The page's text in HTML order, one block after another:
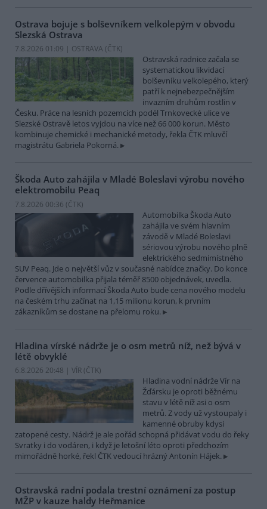
Ostrava bojuje s bolševníkem velkolepým v obvodu
Slezská Ostrava
7.8.2026 01:09 | OSTRAVA (ČTK)
Ostravská radnice začala se
systematickou likvidací
bolševníku velkolepého, který
patří k nejnebezpečnějším
invazním druhům rostlin v
Česku. Práce na lesních pozemcích podél Trnkovecké ulice ve
Slezské Ostravě letos vyjdou na více než 66 000 korun. Město
kombinuje chemické i mechanické metody, řekla ČTK mluvčí
magistrátu Gabriela Pokorná.
Škoda Auto zahájila v Mladé Boleslavi výrobu nového
elektromobilu Peaq
7.8.2026 00:36 (ČTK)
Automobilka Škoda Auto
zahájila ve svém hlavním
závodě v Mladé Boleslavi
sériovou výrobu nového plně
elektrického sedmimístného
SUV Peaq. Jde o největší vůz v současné nabídce značky. Do konce
července automobilka přijala téměř 8500 objednávek, uvedla.
Podle dřívějších informací Škoda Auto bude cena nového modelu
na českém trhu začínat na 1,15 milionu korun, k prvním
zákazníkům se dostane na přelomu roku.
Hladina vírské nádrže je o osm metrů níž, než bývá v
létě obvyklé
6.8.2026 20:48 | VÍR (ČTK)
Hladina vodní nádrže Vír na
Žďársku je oproti běžnému
stavu v létě níž asi o osm
metrů. Z vody už vystoupaly i
kamenné obruby kdysi
zatopené cesty. Nádrž je ale pořád schopná přidávat vodu do řeky
Svratky i do vodáren, i když je letošní léto oproti předchozím
mimořádně horké, řekl ČTK vedoucí hrázný Antonín Hájek.
Ostravská radní podala trestní oznámení za postup
MŽP v kauze haldy Heřmanice